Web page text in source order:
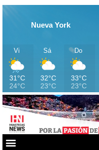
Nueva York
Vi
31°C
24°C
Sá
32°C
23°C
Do
33°C
23°C